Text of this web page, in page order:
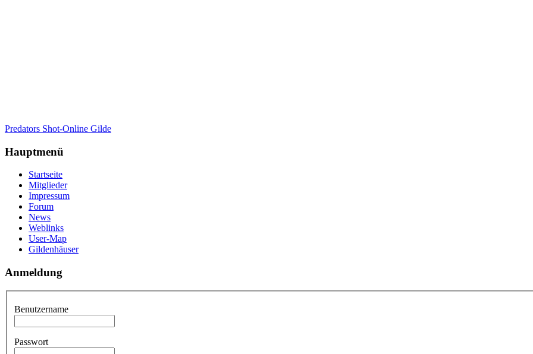
Predators Shot-Online Gilde
Hauptmenü
Startseite
Mitglieder
Impressum
Forum
News
Weblinks
User-Map
Gildenhäuser
Anmeldung
Benutzername
Passwort